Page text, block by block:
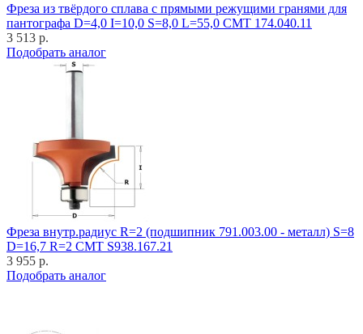
Фреза из твёрдого сплава с прямыми режущими гранями для
пантографа D=4,0 I=10,0 S=8,0 L=55,0 CMT 174.040.11
3 513 р.
Подобрать аналог
Фреза внутр.радиус R=2 (подшипник 791.003.00 - металл) S=8
D=16,7 R=2 CMT S938.167.21
3 955 р.
Подобрать аналог